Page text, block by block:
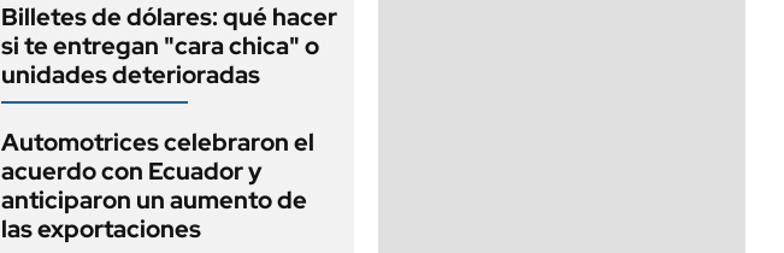
Billetes de dólares: qué hacer
si te entregan "cara chica" o
unidades deterioradas
Automotrices celebraron el
acuerdo con Ecuador y
anticiparon un aumento de
las exportaciones